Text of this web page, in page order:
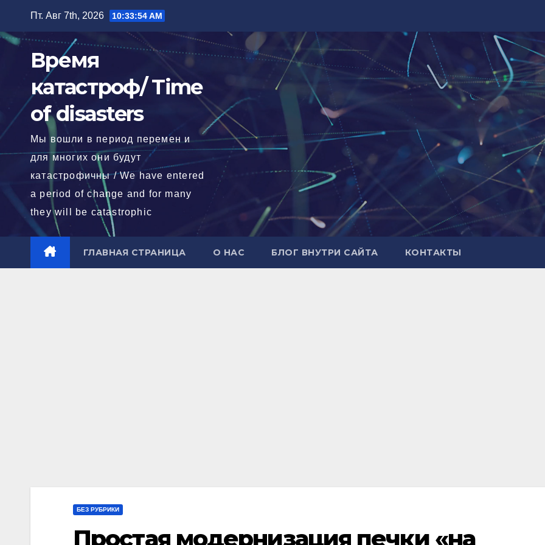
содержимому
Пт. Авг 7th, 2026 10:33:56 AM
Время
катастроф/ Time
of disasters
Мы вошли в период перемен и
для многих они будут
катастрофичны / We have entered
a period of change and for many
they will be catastrophic
ГЛАВНАЯ СТРАНИЦА О НАС БЛОГ ВНУТРИ САЙТА КОНТАКТЫ
БЕЗ РУБРИКИ
Простая модернизация печки «на